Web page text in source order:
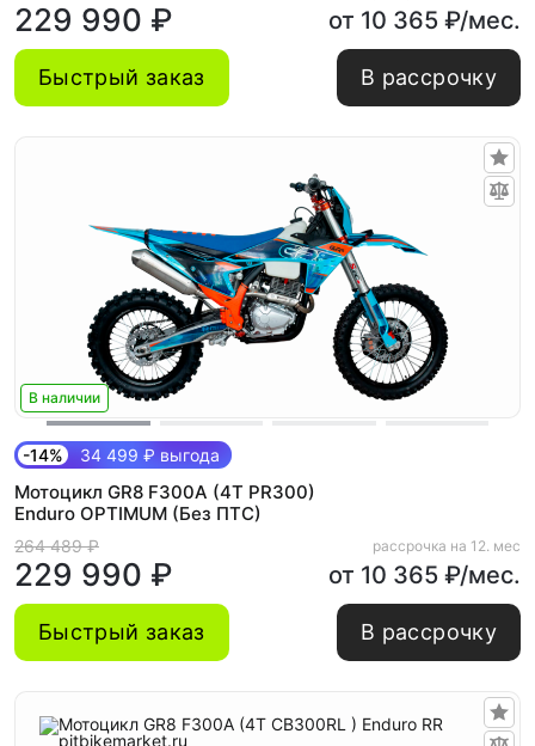
229 990 ₽ от 10 365 ₽/мес.
Быстрый заказ В рассрочку
В наличии
-14% 34 499 ₽ выгода
Мотоцикл GR8 F300A (4T PR300)
Enduro OPTIMUM (Без ПТС)
264 489 ₽
229 990 ₽
рассрочка на 12. мес
от 10 365 ₽/мес.
Быстрый заказ В рассрочку